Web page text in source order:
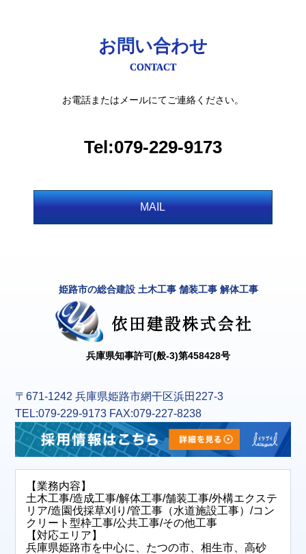
お問い合わせ
CONTACT
お電話またはメールにてご連絡ください。
Tel:079-229-9173
MAIL
姫路市の総合建設 土木工事 舗装工事 解体工事
兵庫県知事許可(般-3)第458428号
〒671-1242 兵庫県姫路市網干区浜田227-3
TEL:079-229-9173 FAX:079-227-8238
【業務内容】
土木工事/造成工事/解体工事/舗装工事/外構エクステ
リア/造園伐採草刈り/管工事（水道施設工事）/コン
クリート型枠工事/公共工事/その他工事
【対応エリア】
兵庫県姫路市を中心に、たつの市、相生市、高砂